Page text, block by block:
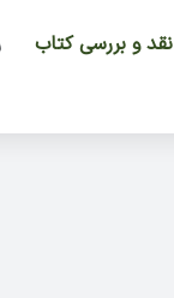
نقد و بررسی کتاب